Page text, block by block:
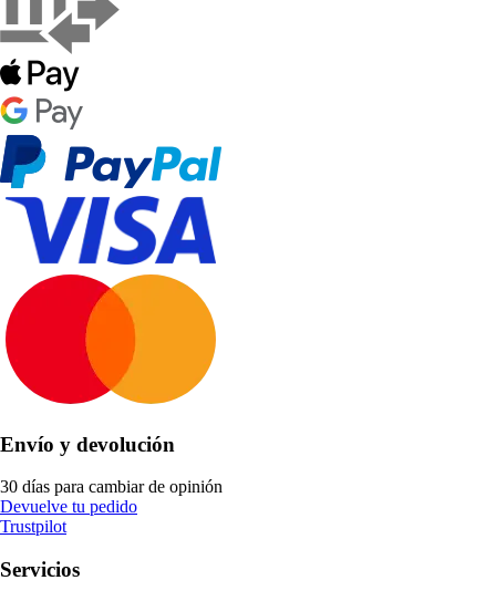
Envío y devolución
30 días para cambiar de opinión
Devuelve tu pedido
Trustpilot
Servicios